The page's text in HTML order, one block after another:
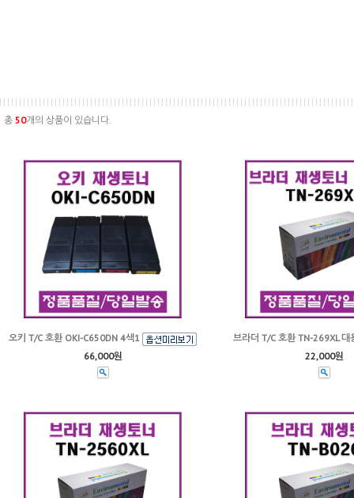
총 50개의 상품이 있습니다.
오키 T/C 호환 OKI-C650DN 4색1
66,000원
브라더 T/C 호환 TN-269XL 대
22,000원